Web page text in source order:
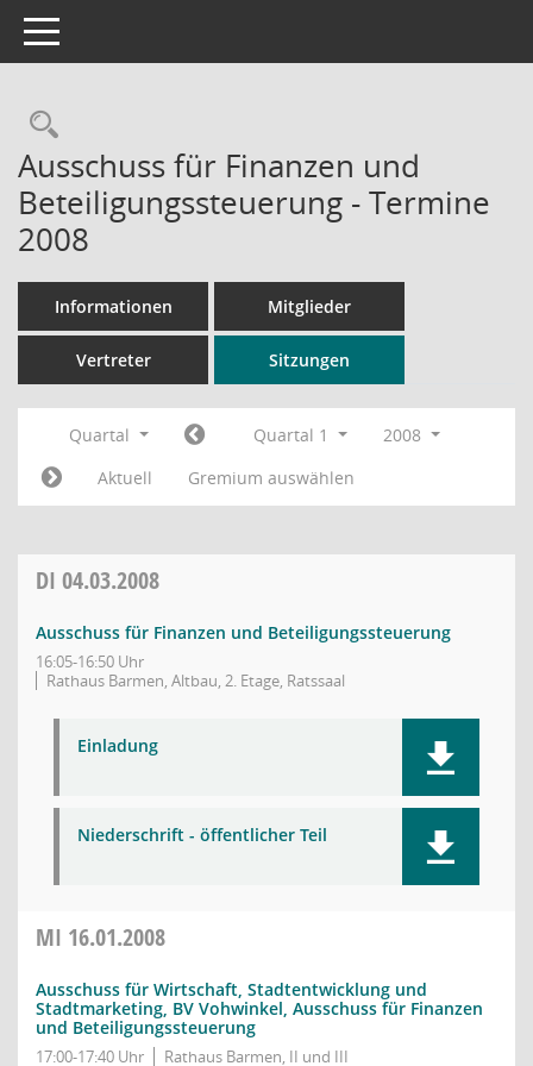
Toggle navigation
Rechercheauswahl
Ausschuss für Finanzen und
Beteiligungssteuerung - Termine
2008
Informationen Mitglieder
Vertreter Sitzungen
Quartal Quartal 1
2008
Aktuell
Gremium auswählen
DI 04.03.2008
Ausschuss für Finanzen und Beteiligungssteuerung
16:05-16:50 Uhr
Rathaus Barmen, Altbau, 2. Etage, Ratssaal
Einladung
Niederschrift - öffentlicher Teil
MI 16.01.2008
Ausschuss für Wirtschaft, Stadtentwicklung und
Stadtmarketing, BV Vohwinkel, Ausschuss für Finanzen
und Beteiligungssteuerung
17:00-17:40 Uhr Rathaus Barmen, II und III